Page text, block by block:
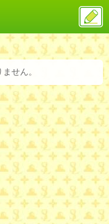
ス
投
稿
グせん。